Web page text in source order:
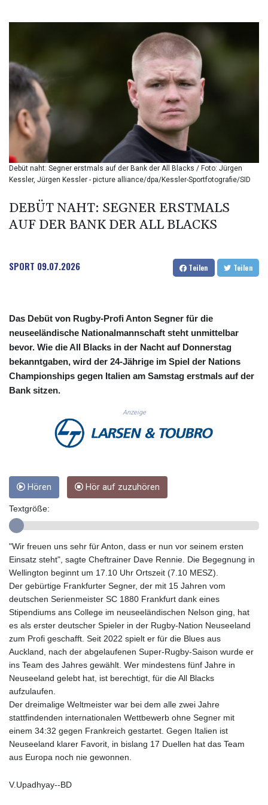
BMD 1.156136
BND 1.481323
BOB 13.739522
BRL 5.876989
BSD 1.155995
BTN 110.001186
BWP 15.603479
BYN 3.442212
BYR 22660.258427
BZD 2.324897
CAD 1.613446
CDF 2615.761404
CHF 0.934181
CLP 1056.199727
CNY 7.801146
CRC 525.509359
CUC 1.156136
CZK 24.258158
DJF 205.46888
DZD 153.688625
EGP 57.293288
FKP 0.8566
GHS 13.596606
GIP 0.8566
GYD 241.849406
HKD 9.067746
HNL 31.077375
HRK 7.536622
HTG 151.150865
HUF 363.096405
IDR 20580.370421
ILS 3.468234
IMP 0.8566
INR 109.992259
IQD 1515.115748
1590322.371805
ISK 142.598215
JEP 0.8566
JMD 183.583315
JOD 0.819746
Debüt naht: Segner erstmals auf der Bank der All Blacks / Foto: Jürgen
Kessler, Jürgen Kessler - picture alliance/dpa/Kessler-Sportfotografie/SID
DEBÜT NAHT: SEGNER ERSTMALS
AUF DER BANK DER ALL BLACKS
SPORT 09.07.2026 Teilen Teilen
Das Debüt von Rugby-Profi Anton Segner für die
neuseeländische Nationalmannschaft steht unmittelbar
bevor. Wie die All Blacks in der Nacht auf Donnerstag
bekanntgaben, wird der 24-Jährige im Spiel der Nations
Championships gegen Italien am Samstag erstmals auf der
Bank sitzen.
Anzeige
Hören Hör auf zuzuhören
Textgröße:
"Wir freuen uns sehr für Anton, dass er nun vor seinem ersten
Einsatz steht", sagte Cheftrainer Dave Rennie. Die Begegnung in
Wellington beginnt um 17.10 Uhr Ortszeit (7.10 MESZ).
Der gebürtige Frankfurter Segner, der mit 15 Jahren vom
deutschen Serienmeister SC 1880 Frankfurt dank eines
Stipendiums ans College im neuseeländischen Nelson ging, hat
es als erster deutscher Spieler in der Rugby-Nation Neuseeland
zum Profi geschafft. Seit 2022 spielt er für die Blues aus
Auckland, nach der abgelaufenen Super-Rugby-Saison wurde er
ins Team des Jahres gewählt. Wer mindestens fünf Jahre in
Neuseeland gelebt hat, ist berechtigt, für die All Blacks
aufzulaufen.
Der dreimalige Weltmeister war bei dem alle zwei Jahre
stattfindenden internationalen Wettbewerb ohne Segner mit
einem 34:32 gegen Frankreich gestartet. Gegen Italien ist
Neuseeland klarer Favorit, in bislang 17 Duellen hat das Team
aus Europa noch nie gewonnen.
V.Upadhyay--BD